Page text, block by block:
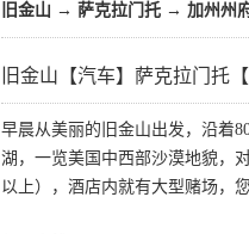
旧金山 → 萨克拉门托 → 加州州
旧金山【汽车】萨克拉门托
早晨从美丽的旧金山出发，沿着
湖，一览美国中西部沙漠地貌，
以上），酒店内就有大型赌场，